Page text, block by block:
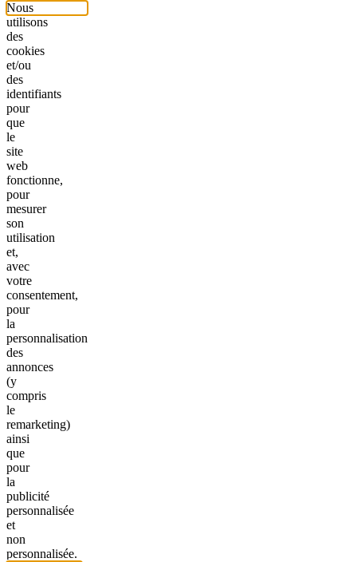
Nous
utilisons
des
cookies
et/ou
des
identifiants
pour
que
le
site
web
fonctionne,
pour
mesurer
son
utilisation
et,
avec
votre
consentement,
pour
la
personnalisation
des
annonces
(y
compris
le
remarketing)
ainsi
que
pour
la
publicité
personnalisée
et
non
personnalisée.